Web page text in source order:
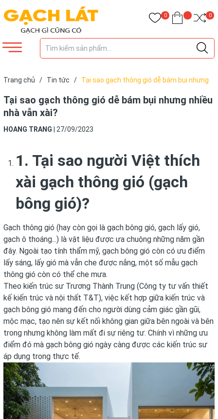
0 0
Trang chủ / Tin tức /
Tại sao gạch thông gió dễ bám bụi nhưng
Tại sao gạch thông gió dễ bám bụi nhưng nhiều
nhà vẫn xài?
HOANG TRANG 27/09/2023
1. Tại sao người Việt thích
xài gạch thông gió (gạch
bông gió)?
Gạch thông gió (hay còn gọi là gạch bông gió, gạch lấy gió,
gạch ô thoáng...) là vật liệu được ưa chuộng những năm gần
đây. Ngoài tạo tính thẩm mỹ, gạch bông gió còn có ưu điểm
lấy sáng, lấy gió mà vẫn che được nắng, một số mẫu gạch
thông gió còn có thể che mưa.
Theo kiến trúc sư Trương Thành Trung (Công ty tư vấn thiết
kế kiến trúc và nội thất T&T), việc kết hợp giữa kiến trúc và
gạch bông gió mang đến cho người dùng cảm giác gần gũi,
mộc mạc, tạo nên sự kết nối không gian giữa bên ngoài và bên
trong nhưng không làm mất đi sự riêng tư. Chính vì những ưu
điểm đó mà gạch bông gió ngày càng được các kiến trúc sư
áp dụng trong thực tế.